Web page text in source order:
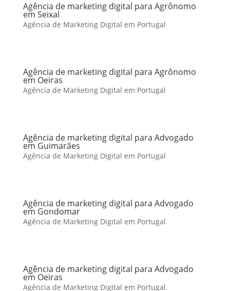
Agência de marketing digital para Agrônomo
em Seixal
Agência de Marketing Digital em Portugal
Agência de marketing digital para Agrônomo
em Oeiras
Agência de Marketing Digital em Portugal
Agência de marketing digital para Advogado
em Guimarães
Agência de Marketing Digital em Portugal
Agência de marketing digital para Advogado
em Gondomar
Agência de Marketing Digital em Portugal
Agência de marketing digital para Advogado
em Oeiras
Agência de Marketing Digital em Portugal